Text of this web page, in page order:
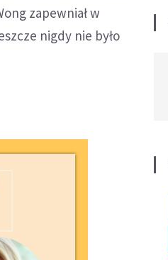
zapewniał w
nigdy nie było